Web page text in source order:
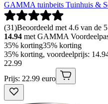
GAMMA tuinbeits Tuinhuis &
(31)Beoordeeld met 4.6 van de
14.94 met GAMMA
35% korting35% korting
35% korting, voordeelprijs:
22.99
Prijs: 22.99 euro